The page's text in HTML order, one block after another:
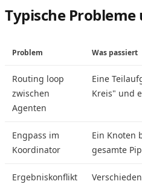
Typische
Problem Was passiert
Routing loop
zwischen
Agenten
Eine
Kreis" und
Engpass im
Koordinator
Ein Knoten
gesamte
Ergebniskonflikt